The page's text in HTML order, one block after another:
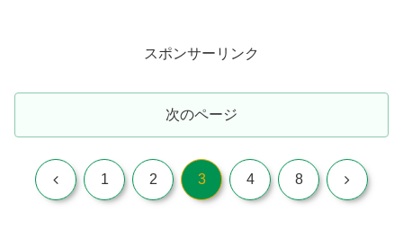
スポンサーリンク
次のページ
前 1 2 3 4 8 次